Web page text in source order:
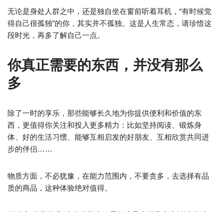
无论是身处人群之中，还是独自坐在窗前听着耳机，“有时候觉
得自己很孤独”的你，其实并不孤独。这是人生常态，请珍惜这
段时光，再多了解自己一点。
你真正需要的东西，并没有那么
多
除了一时的享乐，那些能够长久地为你提供便利和价值的东
西，更值得你关注和投入更多精力：比如坚持阅读、锻炼身
体、好的生活习惯、能够互相启发的好朋友、互相欣赏共同进
步的伴侣……
物质方面，不必犹豫，在能力范围内，不要贪多，去选择有品
质的商品，这种体验绝对值得。